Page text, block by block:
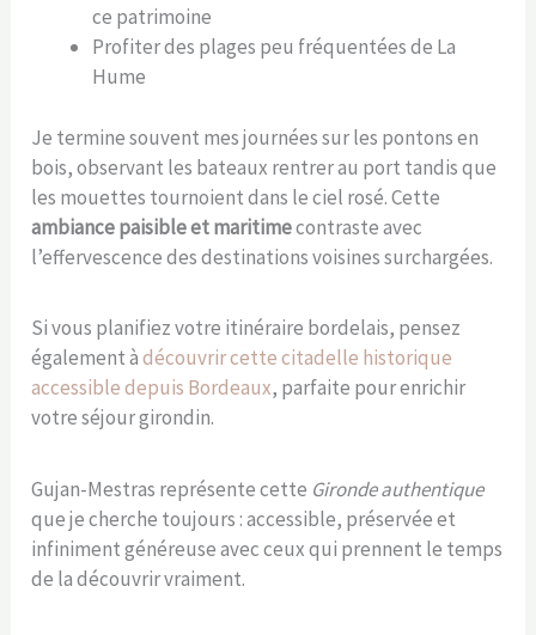
ce patrimoine
Profiter des plages peu fréquentées de La
Hume
Je termine souvent mes journées sur les pontons en
bois, observant les bateaux rentrer au port tandis que
les mouettes tournoient dans le ciel rosé. Cette
ambiance paisible et maritimecontraste avec
l’effervescence des destinations voisines surchargées.
Si vous planifiez votre itinéraire bordelais, pensez
également àdécouvrir cette citadelle historique
accessible depuis Bordeaux, parfaite pour enrichir
votre séjour girondin.
Gujan-Mestras représente cette Gironde authentique
que je cherche toujours : accessible, préservée et
infiniment généreuse avec ceux qui prennent le temps
de la découvrir vraiment.